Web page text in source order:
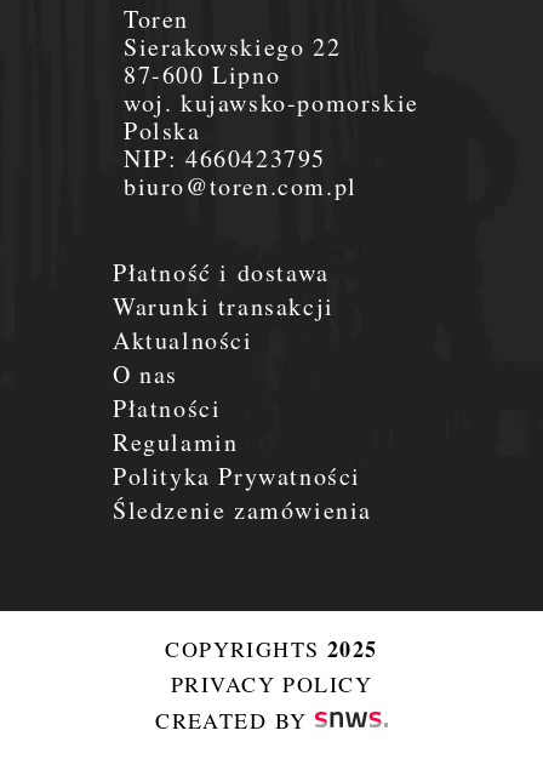
Płatność i dostawa
Warunki transakcji
Aktualności
O nas
Płatności
Regulamin
Polityka Prywatności
Śledzenie zamówienia
Toren
Sierakowskiego 22
87-600 Lipno
woj. kujawsko-pomorskie
Polska
NIP:4660423795
biuro@toren.com.pl
COPYRIGHTS 2025
PRIVACY POLICY
CREATED BY